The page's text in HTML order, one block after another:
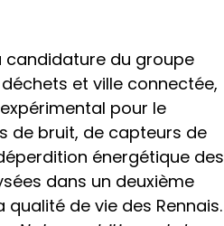
candidature du groupe
et ville connectée,
pour le
de bruit, de capteurs de
énergétique des
dans un deuxième
de vie des Rennais.